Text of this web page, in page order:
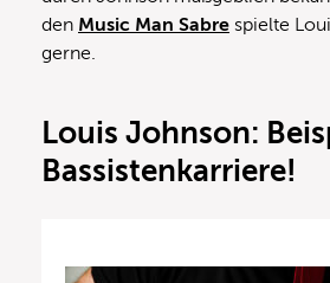
den Music Man Sabre spielte
gerne.
Louis Johnson:
Bassistenkarriere!